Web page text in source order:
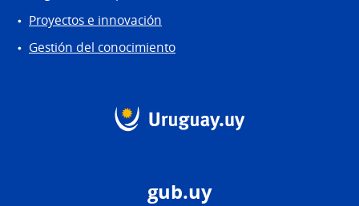
Proyectos e innovación
Gestión del conocimiento
gub.uy